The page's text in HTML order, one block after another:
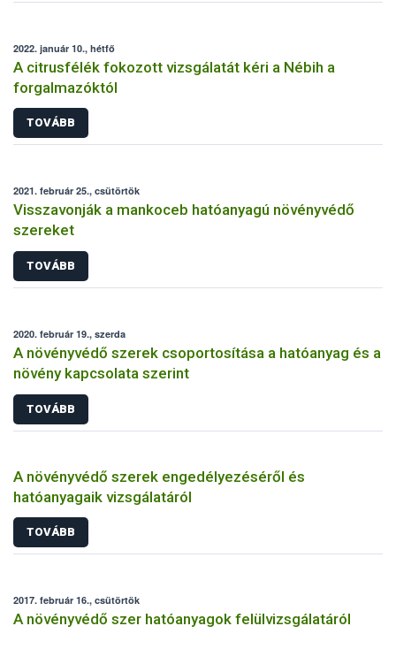
2022. január 10., hétfő
A citrusfélék fokozott vizsgálatát kéri a Nébih a
forgalmazóktól
TOVÁBB
2021. február 25., csütörtök
Visszavonják a mankoceb hatóanyagú növényvédő
szereket
TOVÁBB
2020. február 19., szerda
A növényvédő szerek csoportosítása a hatóanyag és a
növény kapcsolata szerint
TOVÁBB
A növényvédő szerek engedélyezéséről és
hatóanyagaik vizsgálatáról
TOVÁBB
2017. február 16., csütörtök
A növényvédő szer hatóanyagok felülvizsgálatáról